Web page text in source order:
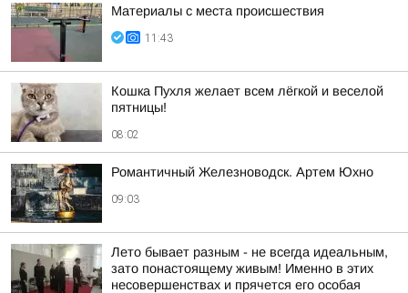
Материалы с места происшествия
11:43
Кошка Пухля желает всем лёгкой и веселой
пятницы!
08:02
Романтичный Железноводск. Артем Юхно
09:03
Лето бывает разным - не всегда идеальным,
зато понастоящему живым! Именно в этих
несовершенствах и прячется его особая